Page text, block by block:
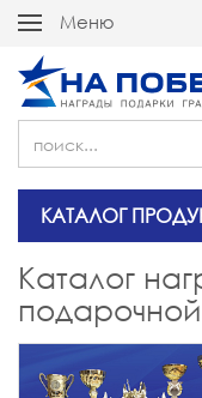
Меню
КАТАЛОГ
Каталог